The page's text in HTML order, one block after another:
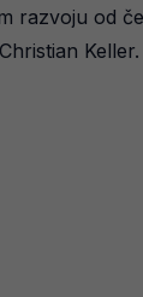
razvoju od
Keller.